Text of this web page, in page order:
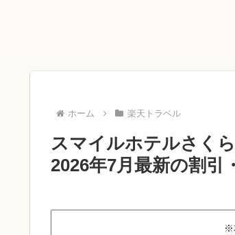
ホーム 楽天トラベル
スマイルホテルさく
2026年7月最新の割引
※